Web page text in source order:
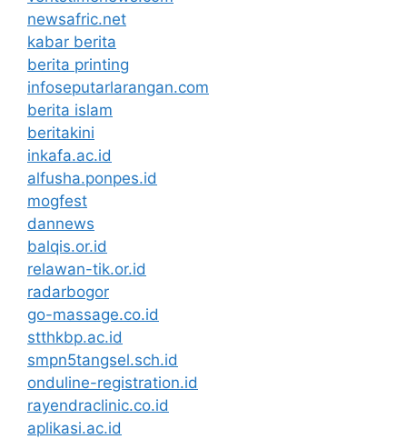
newsafric.net
kabar berita
berita printing
infoseputarlarangan.com
berita islam
beritakini
inkafa.ac.id
alfusha.ponpes.id
mogfest
dannews
balqis.or.id
relawan-tik.or.id
radarbogor
go-massage.co.id
stthkbp.ac.id
smpn5tangsel.sch.id
onduline-registration.id
rayendraclinic.co.id
aplikasi.ac.id